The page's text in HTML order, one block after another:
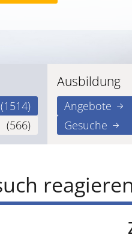
(1514)
(566)
Ausbildung
Angebote
Gesuche
reagieren